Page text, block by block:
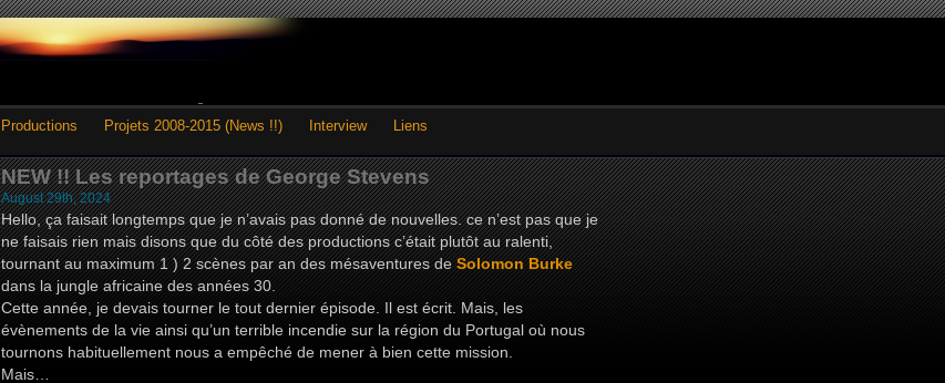
Productions Projets 2008-2015 (News !!) Interview Liens
NEW !! Les reportages de George Stevens
August 29th, 2024
Hello, ça faisait longtemps que je n’avais pas donné de nouvelles. ce n’est pas que je
ne faisais rien mais disons que du côté des productions c’était plutôt au ralenti,
tournant au maximum 1 ) 2 scènes par an des mésaventures deSolomon Burke
dans la jungle africaine des années 30.
Cette année, je devais tourner le tout dernier épisode. Il est écrit. Mais, les
évènements de la vie ainsi qu’un terrible incendie sur la région du Portugal où nous
tournons habituellement nous a empêché de mener à bien cette mission.
Mais…